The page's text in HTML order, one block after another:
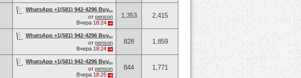
WhatsApp +1(581) 942-4296 Buy...
от penson
Вчера 18:24
1,353 2,415
WhatsApp +1(581) 942-4296 Buy...
от penson
Вчера 18:24
828 1,859
WhatsApp +1(581) 942-4296 Buy...
от penson
Вчера 18:25
844 1,771